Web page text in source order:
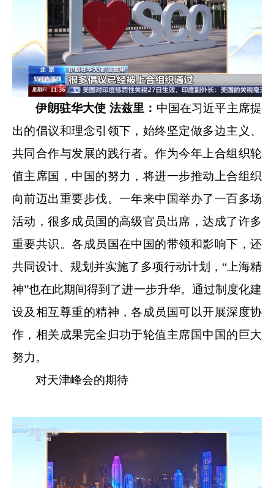
伊朗驻华大使 法兹里： 中国在习近平主席提
出的倡议和理念引领下，始终坚定做多边主义、
共同合作与发展的践行者。作为今年上合组织轮
值主席国，中国的努力，将进一步推动上合组织
向前迈出重要步伐。一年来中国举办了一百多场
活动，很多成员国的高级官员出席，达成了许多
重要共识。各成员国在中国的带领和影响下，还
共同设计、规划并实施了多项行动计划，“上海精
神”也在此期间得到了进一步升华。通过制度化建
设及相互尊重的精神，各成员国可以开展深度协
作，相关成果完全归功于轮值主席国中国的巨大
努力。
对天津峰会的期待